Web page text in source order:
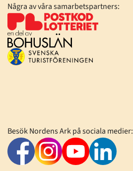
Några av våra samarbetspartners:
Besök Nordens Ark på sociala medier: